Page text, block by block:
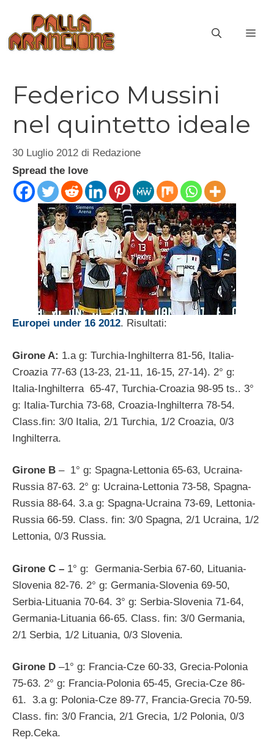
contenuto
Federico Mussini
nel quintetto ideale
30 Luglio 2012 di Redazione
Spread the love
Europei under 16 2012. Risultati:
Girone A: 1.a g: Turchia-Inghilterra 81-56, Italia-
Croazia 77-63 (13-23, 21-11, 16-15, 27-14). 2° g:
Italia-Inghilterra 65-47, Turchia-Croazia 98-95 ts.. 3°
g: Italia-Turchia 73-68, Croazia-Inghilterra 78-54.
Class.fin: 3/0 Italia, 2/1 Turchia, 1/2 Croazia, 0/3
Inghilterra.
Girone B – 1° g: Spagna-Lettonia 65-63, Ucraina-
Russia 87-63. 2° g: Ucraina-Lettonia 73-58, Spagna-
Russia 88-64. 3.a g: Spagna-Ucraina 73-69, Lettonia-
Russia 66-59. Class. fin: 3/0 Spagna, 2/1 Ucraina, 1/2
Lettonia, 0/3 Russia.
Girone C – 1° g: Germania-Serbia 67-60, Lituania-
Slovenia 82-76. 2° g: Germania-Slovenia 69-50,
Serbia-Lituania 70-64. 3° g: Serbia-Slovenia 71-64,
Germania-Lituania 66-65. Class. fin: 3/0 Germania,
2/1 Serbia, 1/2 Lituania, 0/3 Slovenia.
Girone D –1° g: Francia-Cze 60-33, Grecia-Polonia
75-63. 2° g: Francia-Polonia 65-45, Grecia-Cze 86-
61. 3.a g: Polonia-Cze 89-77, Francia-Grecia 70-59.
Class. fin: 3/0 Francia, 2/1 Grecia, 1/2 Polonia, 0/3
Rep.Ceka.